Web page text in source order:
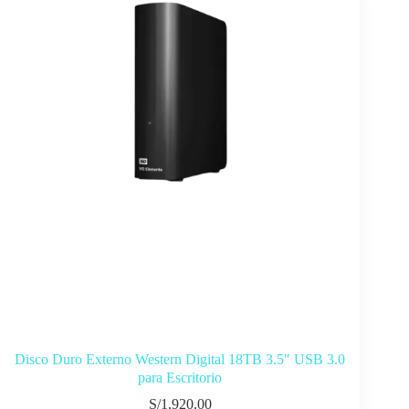
Disco Duro Externo Western Digital 18TB 3.5″ USB 3.0
para Escritorio
S/1,920.00